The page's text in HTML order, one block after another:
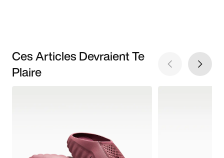
Ces Articles Devraient Te
Plaire